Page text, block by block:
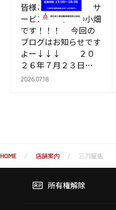
皆様こんにちは！ サ
ービススタッフの小畑
です！！！ 今回の
ブログはお知らせです
よー↓↓↓ ２０
２６年７月２３日
（木）…
2026.07.18
HOME 店舗案内 三刀屋店
所有権解除